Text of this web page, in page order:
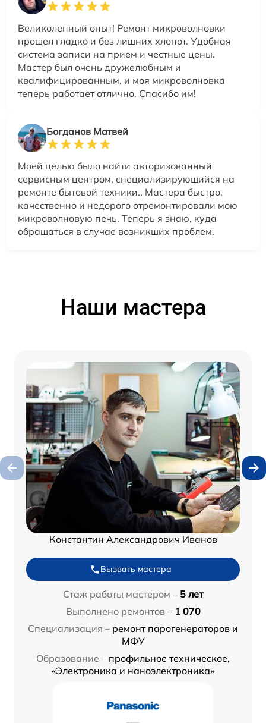
Великолепный опыт! Ремонт микроволновки
прошел гладко и без лишних хлопот. Удобная
система записи на прием и честные цены.
Мастер был очень дружелюбным и
квалифицированным, и моя микроволновка
теперь работает отлично. Спасибо им!
Богданов Матвей
Моей целью было найти авторизованный
сервисным центром, специализирующийся на
ремонте бытовой техники.. Мастера быстро,
качественно и недорого отремонтировали мою
микроволновую печь. Теперь я знаю, куда
обращаться в случае возникших проблем.
Наши мастера
Константин Александрович Иванов
Вызвать мастера
Стаж работы мастером – 5 лет
Выполнено ремонтов – 1 070
Специализация – ремонт парогенераторов и
МФУ
Образование – профильное техническое,
«Электроника и наноэлектроника»